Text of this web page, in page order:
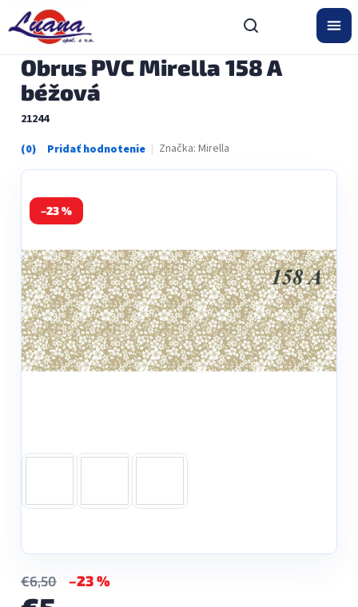
obsah
Obrus PVC Mirella 158 A
béžová
21244
Priemerné
hodnotenie
0,0
Značka: Mirella
–23 %
€6,50 –23 %